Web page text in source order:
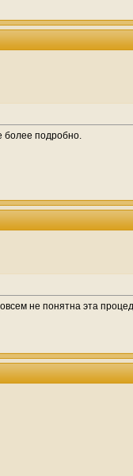
более подробно.
не понятна эта